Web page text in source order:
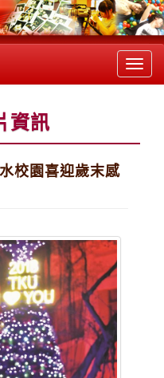
資訊
校園喜迎歲末感